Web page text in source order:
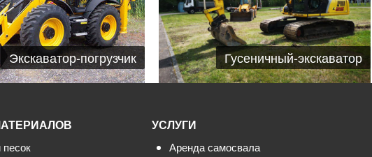
Экскаватор-погрузчик Гусеничный-экскаватор
УСЛУГИ
Аренда самосвала